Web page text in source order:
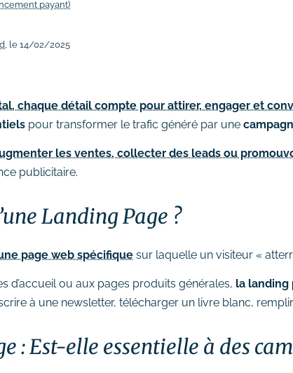
(SEA)
payant)
, le 14/02/2025
chaque détail compte pour attirer, engager et
pour transformer le trafic généré par une
les ventes, collecter des leads ou
publicitaire.
Landing Page ?
page web spécifique sur laquelle un visiteur «
d’accueil ou aux pages produits générales, la landing
à une newsletter, télécharger un livre blanc,
: Est-elle essentielle à des